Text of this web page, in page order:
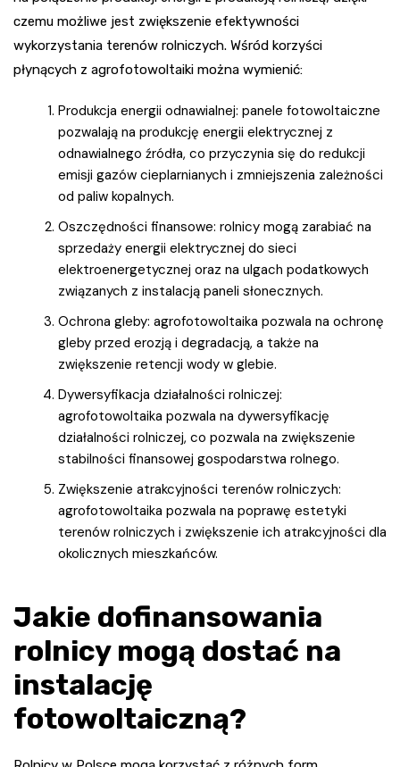
czemu możliwe jest zwiększenie efektywności
wykorzystania terenów rolniczych. Wśród korzyści
płynących z agrofotowoltaiki można wymienić:
Produkcja energii odnawialnej: panele fotowoltaiczne
pozwalają na produkcję energii elektrycznej z
odnawialnego źródła, co przyczynia się do redukcji
emisji gazów cieplarnianych i zmniejszenia zależności
od paliw kopalnych.
Oszczędności finansowe: rolnicy mogą zarabiać na
sprzedaży energii elektrycznej do sieci
elektroenergetycznej oraz na ulgach podatkowych
związanych z instalacją paneli słonecznych.
Ochrona gleby: agrofotowoltaika pozwala na ochronę
gleby przed erozją i degradacją, a także na
zwiększenie retencji wody w glebie.
Dywersyfikacja działalności rolniczej:
agrofotowoltaika pozwala na dywersyfikację
działalności rolniczej, co pozwala na zwiększenie
stabilności finansowej gospodarstwa rolnego.
Zwiększenie atrakcyjności terenów rolniczych:
agrofotowoltaika pozwala na poprawę estetyki
terenów rolniczych i zwiększenie ich atrakcyjności dla
okolicznych mieszkańców.
Jakie dofinansowania
rolnicy mogą dostać na
instalację
fotowoltaiczną?